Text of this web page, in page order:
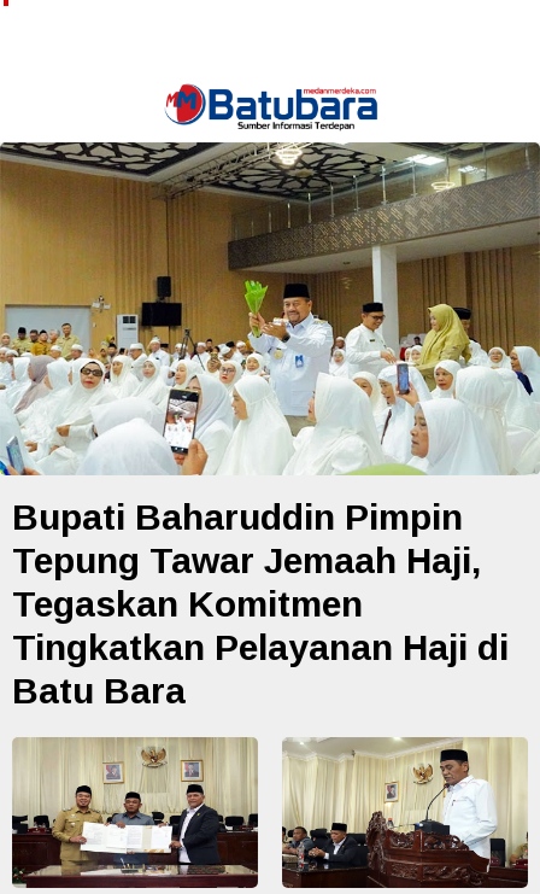
Bupati Baharuddin Pimpin
Tepung Tawar Jemaah Haji,
Tegaskan Komitmen
Tingkatkan Pelayanan Haji di
Batu Bara